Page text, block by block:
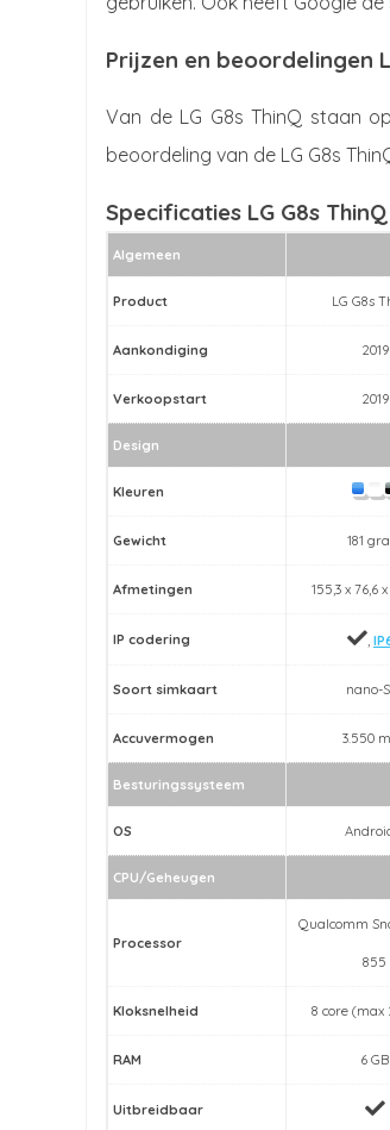
Prijzen en beoordelingen
Van de LG G8s ThinQ staan
beoordeling van de LG G8s
Specificaties LG G8s ThinQ
Algemeen
Product LG G8s
Aankondiging 2019
Verkoopstart 2019
Design
Kleuren
Gewicht 181
Afmetingen 155,3 x 76,6
IP codering
Soort simkaart nano-
Accuvermogen 3.550
Besturingssysteem
OS
CPU/Geheugen
Processor
Qualcomm
855
Kloksnelheid 8 core (max
RAM 6 GB
Uitbreidbaar